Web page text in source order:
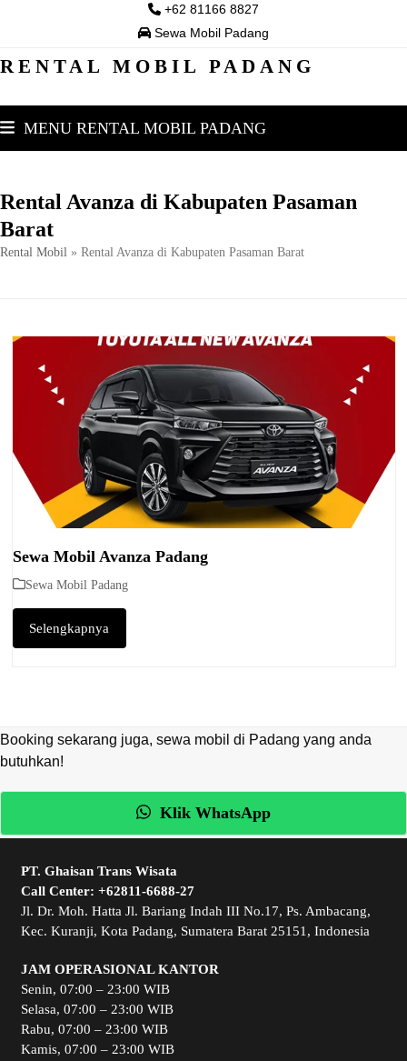
+62 81166 8827
Sewa Mobil Padang
RENTAL MOBIL PADANG
MENU RENTAL MOBIL PADANG
Rental Avanza di Kabupaten Pasaman
Barat
Rental Mobil » Rental Avanza di Kabupaten Pasaman Barat
Sewa Mobil Avanza Padang
Sewa Mobil Padang
Selengkapnya
Booking sekarang juga, sewa mobil di Padang yang anda
butuhkan!
Klik WhatsApp
PT. Ghaisan Trans Wisata
Call Center: +62811-6688-27
Jl. Dr. Moh. Hatta Jl. Bariang Indah III No.17, Ps. Ambacang,
Kec. Kuranji, Kota Padang, Sumatera Barat 25151, Indonesia
JAM OPERASIONAL KANTOR
Senin, 07:00 – 23:00 WIB
Selasa, 07:00 – 23:00 WIB
Rabu, 07:00 – 23:00 WIB
Kamis, 07:00 – 23:00 WIB